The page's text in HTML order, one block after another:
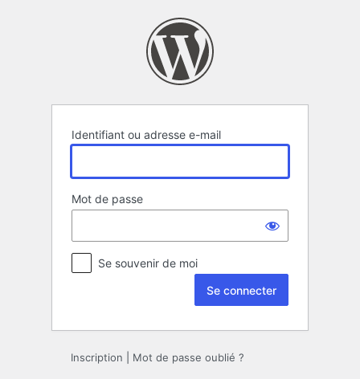
Identifiant ou adresse e-mail
Mot de passe
Se souvenir de moi
Inscription Mot de passe oublié ?